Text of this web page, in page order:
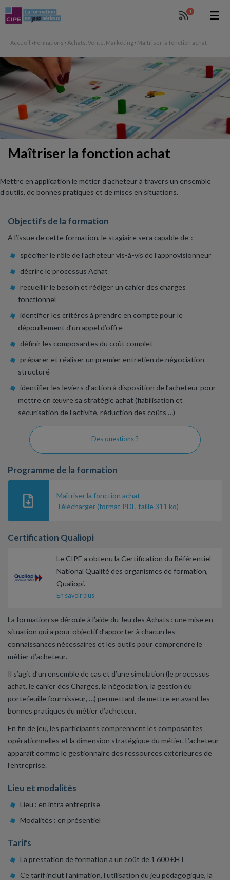
1
Accueil › Formations › Achats, Vente, Marketing › Maîtriser la fonction achat
Maîtriser la fonction achat
Mettre en application le métier d’acheteur à travers un ensemble
d’outils, de bonnes pratiques et de mises en situations.
Objectifs de la formation
A l’issue de cette formation, le stagiaire sera capable de :
spécifier le rôle de l’acheteur vis-à-vis de l’approvisionneur
décrire le processus Achat
recueillir le besoin et rédiger un cahier des charges
fonctionnel
identifier les critères à prendre en compte pour le
dépouillement d’un appel d’offre
définir les composantes du coût complet
préparer et réaliser un premier entretien de négociation
structuré
identifier les leviers d’action à disposition de l’acheteur pour
mettre en œuvre sa stratégie achat (fiabilisation et
sécurisation de l’activité, réduction des coûts …)
Des questions ?
Programme de la formation
Maîtriser la fonction achat
Télécharger (format PDF, taille 311 ko)
Certification Qualiopi
Le CIPE a obtenu la Certification du Référentiel
National Qualité des organismes de formation,
Qualiopi.
En savoir plus
La formation se déroule à l’aide du Jeu des Achats : une mise en
situation qui a pour objectif d’apporter à chacun les
connaissances nécessaires et les outils pour comprendre le
métier d’acheteur.
Il s’agit d’un ensemble de cas et d’une simulation (le processus
achat, le cahier des Charges, la négociation, la gestion du
portefeuille fournisseur, …) permettant de mettre en avant les
bonnes pratiques du métier d’acheteur.
En fin de jeu, les participants comprennent les composantes
opérationnelles et la dimension stratégique du métier. L’acheteur
apparaît comme le gestionnaire des ressources extérieures de
l’entreprise.
Lieu et modalités
Lieu : en intra entreprise
Modalités : en présentiel
Tarifs
La prestation de formation a un coût de 1 600 €HT
Ce tarif inclut l’animation, l’utilisation du jeu pédagogique, la